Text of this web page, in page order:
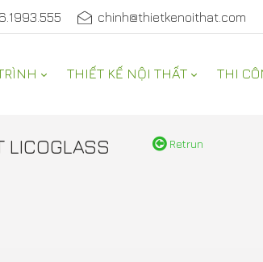
chinh@thietkenoithat.com
THIẾT KẾ NỘI THẤT THI
NỘI THẤT
Retrun
LICOGLASS